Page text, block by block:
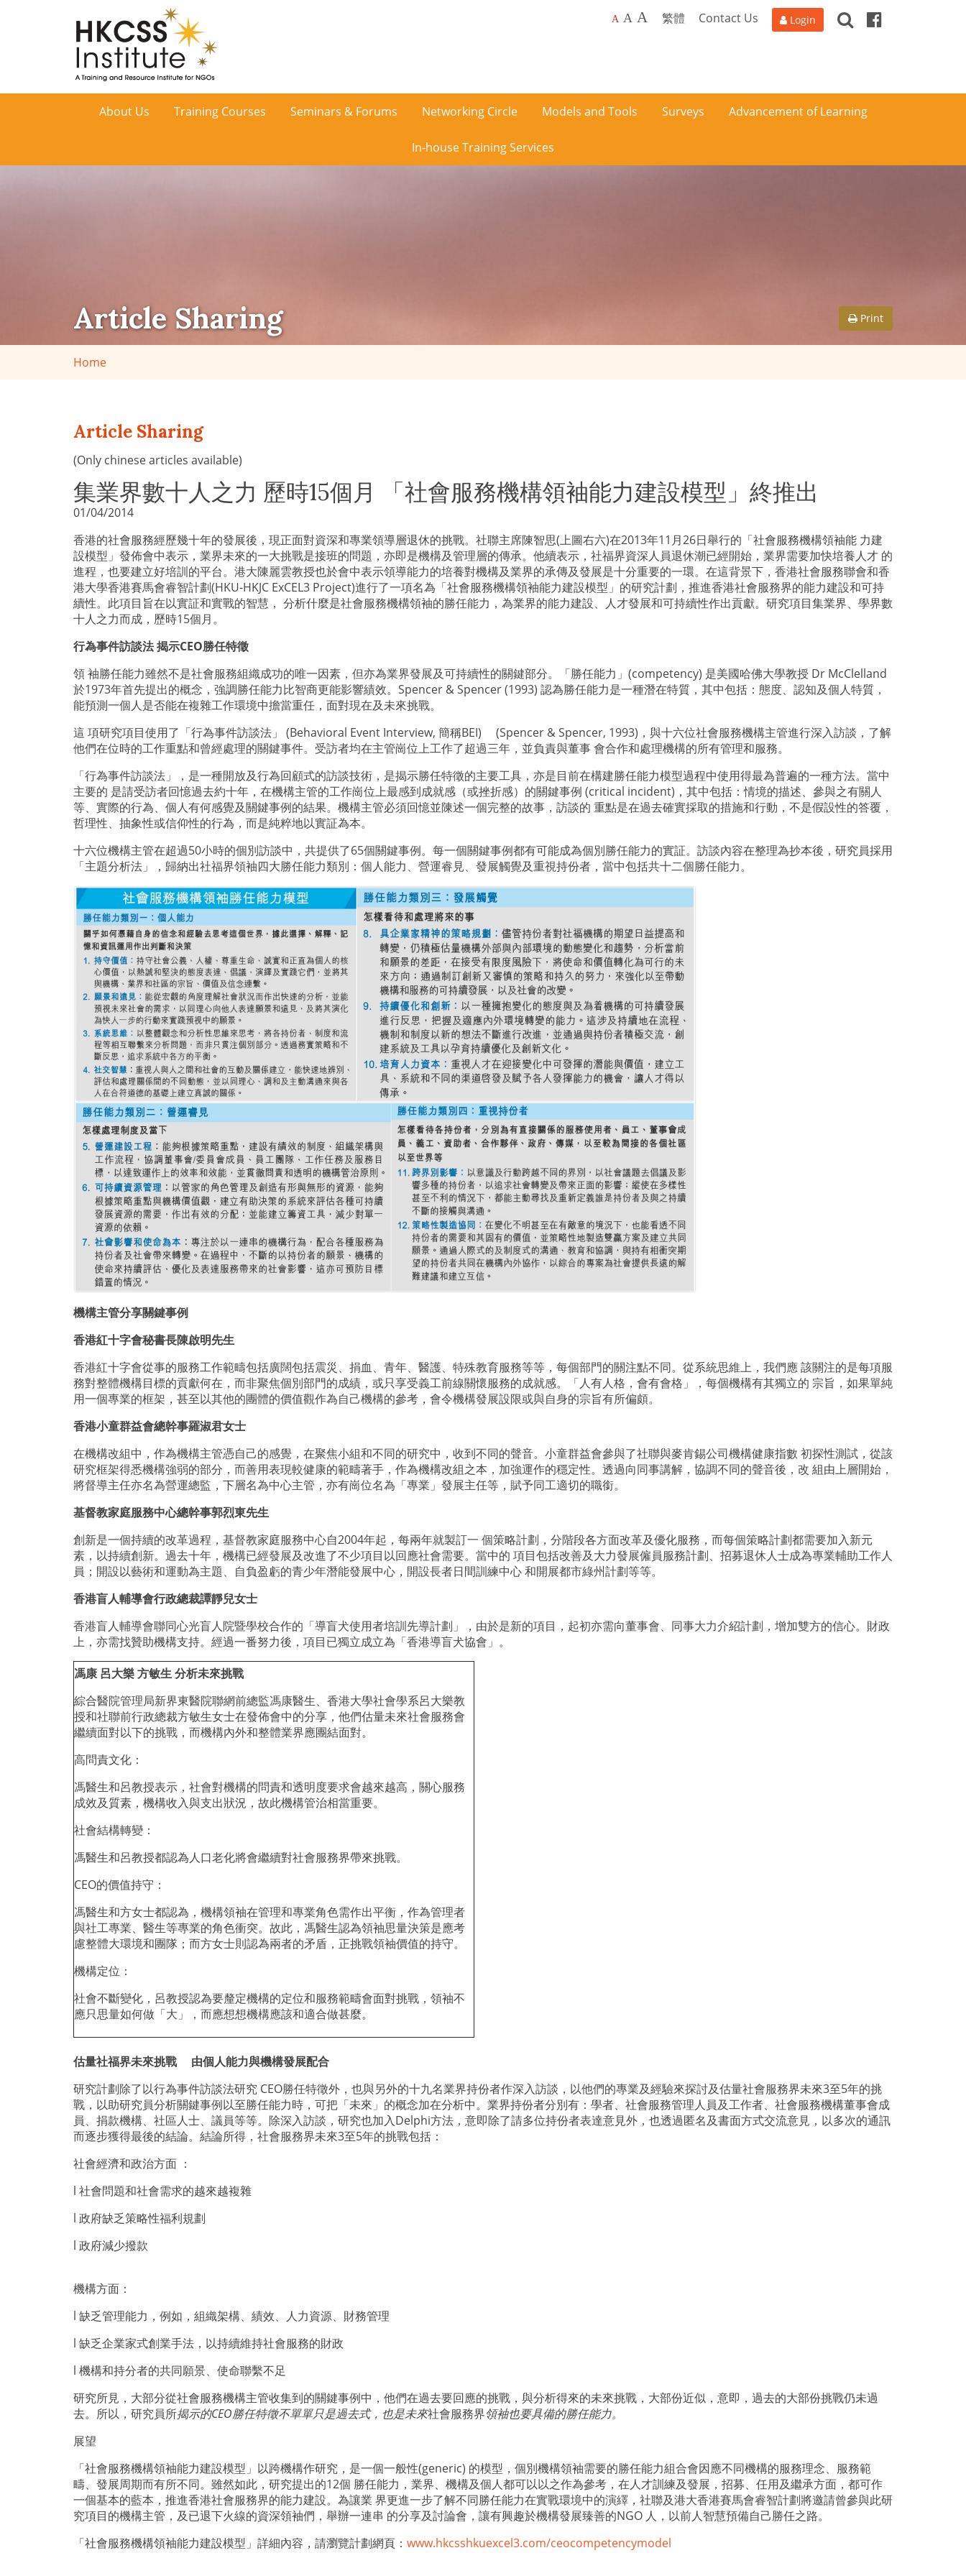
HKCSS
A A A 繁體 Contact Us Login SearchFacebook
About Us Training Courses Seminars & Forums Networking Circle Models and Tools Surveys Advancement of Learning
In-house Training Services
Article Sharing Print
Home
Article Sharing
(Only chinese articles available)
集業界數十人之力 歷時15個月 「社會服務機構領袖能力建設模型」終推出
01/04/2014
香港的社會服務經歷幾十年的發展後，現正面對資深和專業領導層退休的挑戰。社聯主席陳智思(上圖右六)在2013年11 月26日舉行的「社會服務機構領袖能 力建
設模型」發佈會中表示，業界未來的一大挑戰是接班的問題，亦即是機構及管理層的傳承。他續表示，社福界資深人員退休潮已經開始，業界需要加快培養人才 的
進程，也要建立好培訓的平台。港大陳麗雲教授也於會中表示領導能力的培養對機構及業界的承傳及發展是十分重要的一環。在這背景下，香港社會服務聯會和香
港大學香港賽馬會睿智計劃(HKU-HKJC ExCEL3 Project)進行了一項名為「社會服務機構領袖能力建設模型」的研究計劃，推進香港社會服務界的能力建設和可持
續性。此項目旨在以實証和實戰的智慧， 分析什麼是社會服務機構領袖的勝任能力，為業界的能力建設、人才發展和可持續性作出貢獻。研究項目集業界、學界數
十人之力而成，歷時15個月。
行為事件訪談法 揭示CEO勝任特徵
領 袖勝任能力雖然不是社會服務組織成功的唯一因素，但亦為業界發展及可持續性的關鍵部分。「勝任能力」 (competency) 是美國哈佛大學教授 Dr McClelland
於1973年首先提出的概念，強調勝任能力比智商更能影響績效。 Spencer & Spencer (1993) 認為勝任能力是一種潛在特質，其中包括：態度、認知及個人特質，
能預測一個人是否能在複雜工作環境中擔當重任，面對現在及未來挑戰。
這 項研究項目使用了「行為事件訪談法」 (Behavioral Event Interview, 簡稱BEI) (Spencer & Spencer, 1993) ，與十六位社會服務機構主管進行深入訪談，了解
他們在位時的工作重點和曾經處理的關鍵事件。受訪者均在主管崗位上工作了超過三年，並負責與董事 會合作和處理機構的所有管理和服務。
「行為事件訪談法」，是一種開放及行為回顧式的訪談技術，是揭示勝任特徵的主要工具，亦是目前在構建勝任能力模型過程中使用得最為普遍的一種方法。當中
主要的 是請受訪者回憶過去約十年，在機構主管的工作崗位上最感到成就感（或挫折感）的關鍵事例 (critical incident) ，其中包括：情境的描述、參與之有關人
等、實際的行為、個人有何感覺及關鍵事例的結果。機構主管必須回憶並陳述一個完整的故事，訪談的 重點是在過去確實採取的措施和行動，不是假設性的答覆，
哲理性、抽象性或信仰性的行為，而是純粹地以實証為本。
十六位機構主管在超過50小時的個別訪談中，共提供了65個關鍵事例。每一個關鍵事例都有可能成為個別勝任能力的實証。訪談內容在整理為抄本後，研究員採用
「主題分析法」，歸納出社福界領袖四大勝任能力類別：個人能力、營運睿見、發展觸覺及重視持份者，當中包括共十二個勝任能力。
機構主管分享關鍵事例
香港紅十字會秘書長陳啟明先生
香港紅十字會從事的服務工作範疇包括廣闊包括震災、捐血、青年、醫護、特殊教育服務等等，每個部門的關注點不同。從系統思維上，我們應 該關注的是每項服
務對整體機構目標的貢獻何在，而非聚焦個別部門的成績，或只享受義工前線關懷服務的成就感。「人有人格，會有會格」，每個機構有其獨立的 宗旨，如果單純
用一個專業的框架，甚至以其他的團體的價值觀作為自己機構的參考，會令機構發展設限或與自身的宗旨有所偏頗。
香港小童群益會總幹事羅淑君女士
在機構改組中，作為機構主管憑自己的感覺，在聚焦小組和不同的研究中，收到不同的聲音。小童群益會參與了社聯與麥肯錫公司機構健康指數 初探性測試，從該
研究框架得悉機構強弱的部分，而善用表現較健康的範疇著手，作為機構改組之本，加強運作的穩定性。透過向同事講解，協調不同的聲音後，改 組由上層開始，
將督導主任亦名為營運總監，下層名為中心主管，亦有崗位名為「專業」發展主任等，賦予同工適切的職銜。
基督教家庭服務中心總幹事郭烈東先生
創新是一個持續的改革過程，基督教家庭服務中心自2004年起，每兩年就製訂一 個策略計劃，分階段各方面改革及優化服務，而每個策略計劃都需要加入新元
素，以持續創新。過去十年，機構已經發展及改進了不少項目以回應社會需要。當中的 項目包括改善及大力發展僱員服務計劃、招募退休人士成為專業輔助工作人
員；開設以藝術和運動為主題、自負盈虧的青少年潛能發展中心，開設長者日間訓練中心 和開展都市綠州計劃等等。
香港盲人輔導會行政總裁譚靜兒女士
香港盲人輔導會聯同心光盲人院暨學校合作的「導盲犬使用者培訓先導計劃」，由於是新的項目，起初亦需向董事會、同事大力介紹計劃，增加雙方的信心。財政
上，亦需找贊助機構支持。經過一番努力後，項目已獨立成立為「香港導盲犬協會」。
馮康 呂大樂方敏生分析未來挑戰
綜合醫院管理局新界東醫院聯網前總監馮康醫生、香港大學社會學系呂大樂教
授和社聯前行政總裁方敏生女士在發佈會中的分享，他們估量未來社會服務會
繼續面對以下的挑戰，而機構內外和整體業界應團結面對。
高問責文化：
馮醫生和呂教授表示，社會對機構的問責和透明度要求會越來越高，關心服務
成效及質素，機構收入與支出狀況，故此機構管治相當重要。
社會結構轉變：
馮醫生和呂教授都認為人口老化將會繼續對社會服務界帶來挑戰。
CEO的價值持守：
馮醫生和方女士都認為，機構領袖在管理和專業角色需作出平衡，作為管理者
與社工專業、醫生等專業的角色衝突。故此，馮醫生認為領袖思量決策是應考
慮整體大環境和團隊；而方女士則認為兩者的矛盾，正挑戰領袖價值的持守。
機構定位：
社會不斷變化，呂教授認為要釐定機構的定位和服務範疇會面對挑戰，領袖不
應只思量如何做「大」，而應想想機構應該和適合做甚麼。
估量社福界未來挑戰 由個人能力與機構發展配合
研究計劃除了以行為事件訪談法研究 CEO勝任特徵外，也與另外的十九名業界持份者作深入訪談，以他們的專業及經驗來探討及估量社會服務界未來3至5年的挑
戰，以助研究員分析關鍵事例以至勝任能力時，可把「未來」的概念加在分析中。業界持份者分別有：學者、社會服務管理人員及工作者、社會服務機構董事會成
員、捐款機構、社區人士、議員等等。除深入訪談，研究也加入Delphi方法，意即除了請多位持份者表達意見外，也透過匿名及書面方式交流意見，以多次的通訊
而逐步獲得最後的結論。結論所得，社會服務界未來3至5年的挑戰包括：
社會經濟和政治方面 ：
l 社會問題和社會需求的越來越複雜
l 政府缺乏策略性福利規劃
l 政府減少撥款
機構方面：
l 缺乏管理能力，例如，組織架構、績效、人力資源、財務管理
l 缺乏企業家式創業手法，以持續維持社會服務的財政
l 機構和持分者的共同願景、使命聯繫不足
研究所見，大部分從社會服務機構主管收集到的關鍵事例中，他們在過去要回應的挑戰，與分析得來的未來挑戰，大部份近似，意即，過去的大部份挑戰仍未過
去。所以，研究員所揭示的CEO勝任特徵不單單只是過去式，也是未來社會服務界領袖也要具備的勝任能力。
展望
「社會服務機構領袖能力建設模型」以跨機構作研究，是一個一般性(generic) 的模型，個別機構領袖需要的勝任能力組合會因應不同機構的服務理念、服務範
疇、發展周期而有所不同。雖然如此，研究提出的12個 勝任能力，業界、機構及個人都可以以之作為參考，在人才訓練及發展，招募、任用及繼承方面，都可作
一個基本的藍本，推進香港社會服務界的能力建設。為讓業 界更進一步了解不同勝任能力在實戰環境中的演繹，社聯及港大香港賽馬會睿智計劃將邀請曾參與此研
究項目的機構主管，及已退下火線的資深領袖們，舉辦一連串 的分享及討論會，讓有興趣於機構發展臻善的NGO 人，以前人智慧預備自己勝任之路。
「社會服務機構領袖能力建設模型」詳細內容，請瀏覽計劃網頁： www.hkcsshkuexcel3.com/ceocompetencymodel